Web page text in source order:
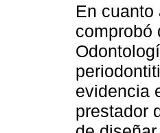
En
comprobó
evidencia
prestador